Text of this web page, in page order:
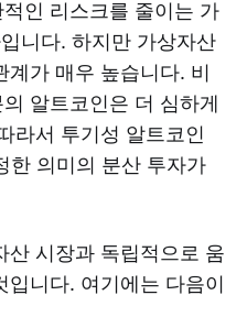
인 리스크를 줄이는 가
니다. 하지만 가상자산
계가 매우 높습니다. 비
알트코인은 더 심하게
라서 투기성 알트코인
한 의미의 분산 투자가
산 시장과 독립적으로 움
입니다. 여기에는 다음이